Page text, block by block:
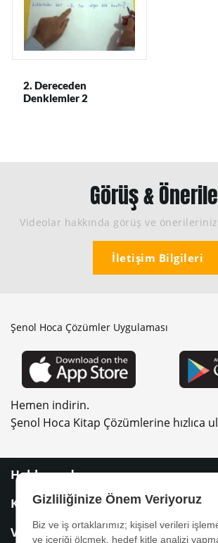
2. Dereceden
Denklemler 2
Görüş &
Videolar hakkında görüş ve
İletişim Bilgileri
Şenol Hoca Çözümler Uygulaması
Hemen indirin.
Şenol Hoca Kitap Çözümlerine hızlıca
Hakkımızda
Kitaplar
Videolar
Gizliliğinize Önem Veriyoruz
Biz ve iş ortaklarımız; kişisel verileri
ve içeriği ölçmek, hedef kitle analizi